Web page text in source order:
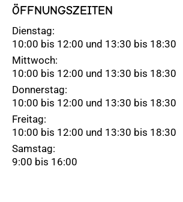
ÖFFNUNGSZEITEN
Dienstag:
10:00 bis 12:00 und 13:30 bis 18:30
Mittwoch:
10:00 bis 12:00 und 13:30 bis 18:30
Donnerstag:
10:00 bis 12:00 und 13:30 bis 18:30
Freitag:
10:00 bis 12:00 und 13:30 bis 18:30
Samstag:
9:00 bis 16:00